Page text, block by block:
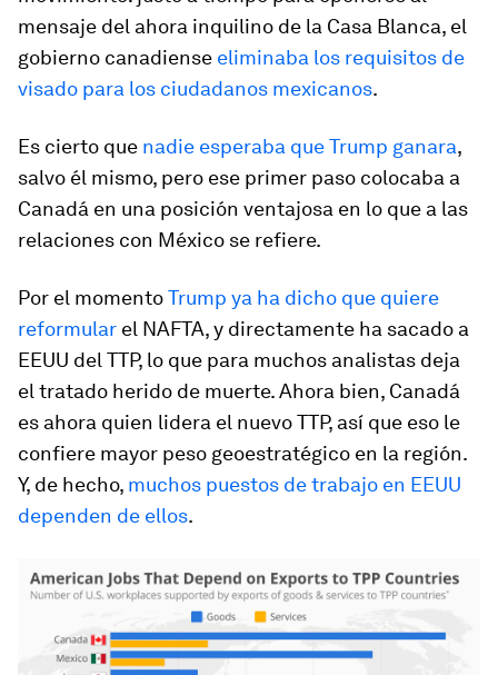
mensaje del ahora inquilino de la Casa Blanca, el
gobierno canadiense eliminaba los requisitos de
visado para los ciudadanos mexicanos.
Es cierto que nadie esperaba que Trump ganara,
salvo él mismo, pero ese primer paso colocaba a
Canadá en una posición ventajosa en lo que a las
relaciones con México se refiere.
Por el momentoTrump ya ha dicho que quiere
reformular el NAFTA, y directamente ha sacado a
EEUU del TTP, lo que para muchos analistas deja
el tratado herido de muerte. Ahora bien, Canadá
es ahora quien lidera el nuevo TTP, así que eso le
confiere mayor peso geoestratégico en la región.
Y, de hecho, muchos puestos de trabajo en EEUU
dependen de ellos.